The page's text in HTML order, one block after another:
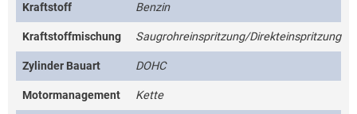
Kraftstoff Benzin
Kraftstoffmischung Saugrohreinspritzung/Direkteinspritzung
Zylinder Bauart DOHC
Motormanagement Kette